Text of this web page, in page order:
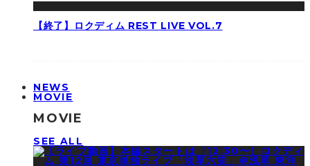
【終了】ロクディム REST LIVE VOL.7
NEWS
MOVIE
MOVIE
SEE ALL